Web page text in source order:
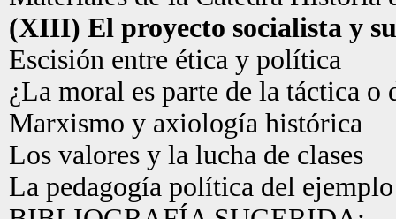
(XIII) El proyecto socialista y
Escisión entre ética y política
¿La moral es parte de la táctica o
Marxismo y axiología histórica
Los valores y la lucha de clases
La pedagogía política del ejemplo